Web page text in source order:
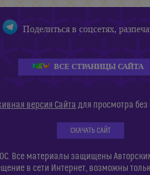
Поделиться в соцсетях,
ВСЕ СТРАНИЦЫ САЙТА
версия Сайта для просмотра без
СКАЧАТЬ САЙТ
Все материалы защищены
в сети Интернет, возможны